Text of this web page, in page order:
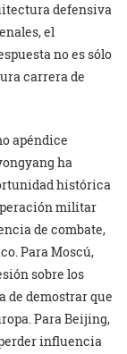
defensiva
el
no es sólo
carrera de
apéndice
ha
histórica
militar
de combate,
Para Moscú,
sobre los
de demostrar que
Para Beijing,
influencia